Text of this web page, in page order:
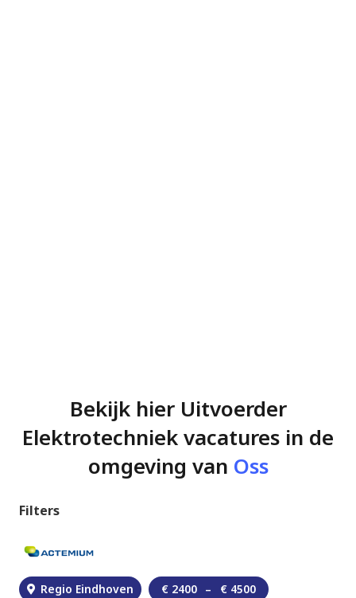
Bekijk hier Uitvoerder
Elektrotechniek vacatures in de
omgeving van Oss
Filters
Regio Eindhoven € 2400 – € 4500